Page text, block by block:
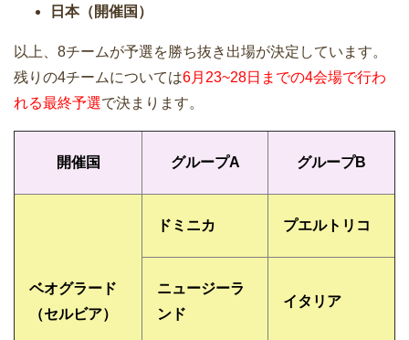
日本（開催国）
以上、8チームが予選を勝ち抜き出場が決定しています。
残りの4チームについては6月23~28日までの4会場で行わ
れる最終予選で決まります。
開催国 グループA グループB
ベオグラード
（セルビア）
ドミニカ プエルトリコ
ニュージーラ
ンド
イタリア